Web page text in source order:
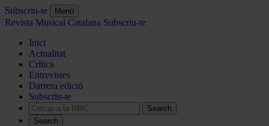
Subscriu-te Menú
Revista Musical Catalana Subscriu-te
Inici
Actualitat
Crítica
Entrevistes
Darrera edició
Subscriu-te
Search